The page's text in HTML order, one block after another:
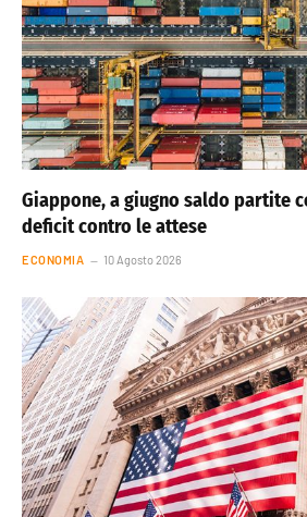
Giappone, a giugno saldo partite
deficit contro le attese
ECONOMIA 10 Agosto 2026